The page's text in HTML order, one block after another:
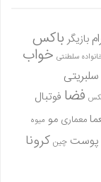
بازیگر باکس
سلطنتی خواب
سلبریتی
فضا فوتبال
معماری مو میوه
پوست چین کرونا